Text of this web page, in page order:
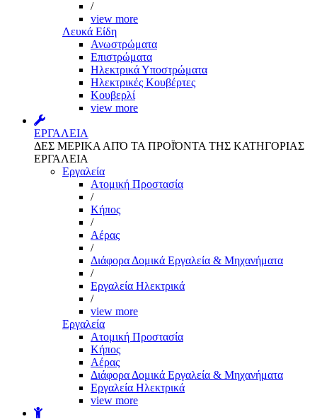
/
view more
Λευκά Είδη
Ανωστρώματα
Επιστρώματα
Ηλεκτρικά Υποστρώματα
Ηλεκτρικές Κουβέρτες
Κουβερλί
view more
ΕΡΓΑΛΕΙΑ
ΔΕΣ ΜΕΡΙΚΑ ΑΠΌ ΤΑ ΠΡΟΪΌΝΤΑ ΤΗΣ ΚΑΤΗΓΟΡΙΑΣ
ΕΡΓΑΛΕΙΑ
Εργαλεία
Aτομική Προστασία
/
Kήπος
/
Αέρας
/
Διάφορα Δομικά Εργαλεία & Μηχανήματα
/
Εργαλεία Ηλεκτρικά
/
view more
Εργαλεία
Aτομική Προστασία
Kήπος
Αέρας
Διάφορα Δομικά Εργαλεία & Μηχανήματα
Εργαλεία Ηλεκτρικά
view more